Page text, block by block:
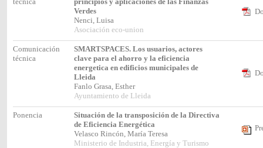
Verdes
Nenci, Luisa
Asociación eco-union
Comunicación
técnica
SMARTSPACES. Los usuarios, actores
clave para el ahorro y la eficiencia
energetica en edificios municipales de
Lleida
Fanlo Grasa, Esther
Ayuntamiento de Lleida
Ponencia
Situación de la transposición de la Directiva
de Eficiencia Energética
Velasco Rincón, María Teresa
Ministerio de Industria, Energía y Turismo